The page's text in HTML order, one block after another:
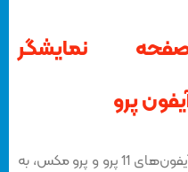
نمایشگر
پرو
آیفون‌های 11 پرو و پرو مکس، به